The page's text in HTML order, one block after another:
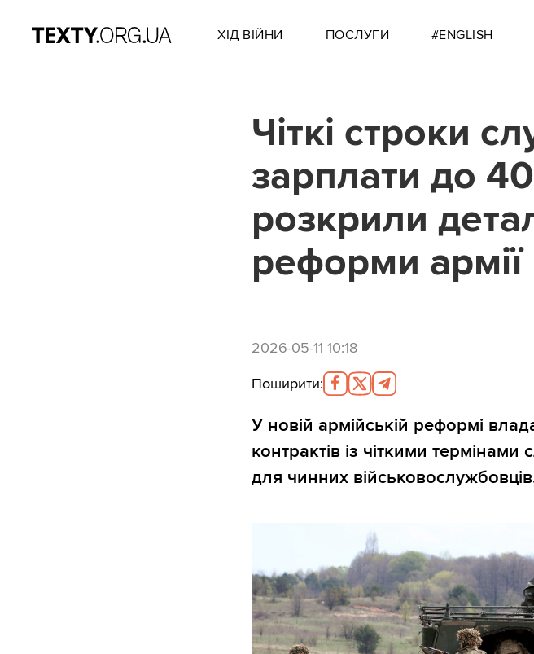
ХІД ВІЙНИ ПОСЛУГИ #ENGLISH
Чіткі строки
зарплати до
розкрили
реформи армії
2026-05-11 10:18
Поширити:
У новій армійській реформі
контрактів із чіткими
для чинних